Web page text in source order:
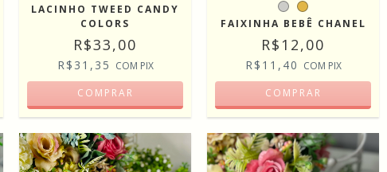
LACINHO TWEED CANDY
COLORS
R$33,00
R$31,35 COM PIX
COMPRAR
FAIXINHA BEBÊ CHANEL
R$12,00
R$11,40 COM PIX
COMPRAR